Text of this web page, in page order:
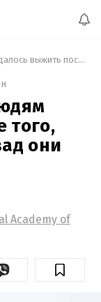
Ученые узнали, как людям удалось выжить после того, как 900 тысяч лет назад они почти вымерли
того,
они
Academy of